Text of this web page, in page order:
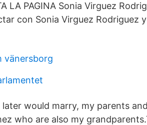
LA PAGINA Sonia Virguez
con Sonia Virguez Rodriguez
vänersborg
would marry, my parents
who are also my